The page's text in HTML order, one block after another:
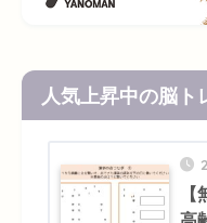
人気上昇中の脳ト